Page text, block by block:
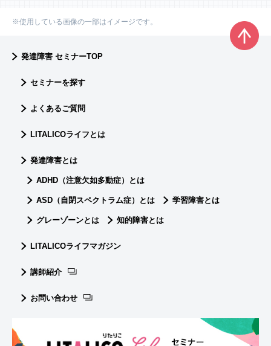
※使用している画像の一部はイメージです。
発達障害 セミナーTOP
セミナーを探す
よくあるご質問
LITALICOライフとは
発達障害とは
ADHD（注意欠如多動症）とは
ASD（自閉スペクトラム症）とは 学習障害とは
グレーゾーンとは 知的障害とは
LITALICOライフマガジン
講師紹介
お問い合わせ